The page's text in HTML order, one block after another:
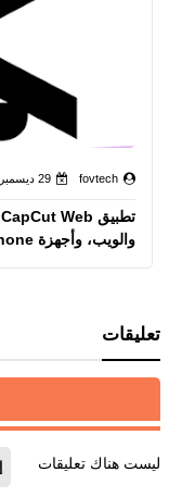
fovtech 29 ديسمبر 2025
والويب، وأجهزة iPhone، وأجهزة Android
تعليقات
ليست هناك تعليقات